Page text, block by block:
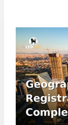
土
耳
其
地
理
标
志
注